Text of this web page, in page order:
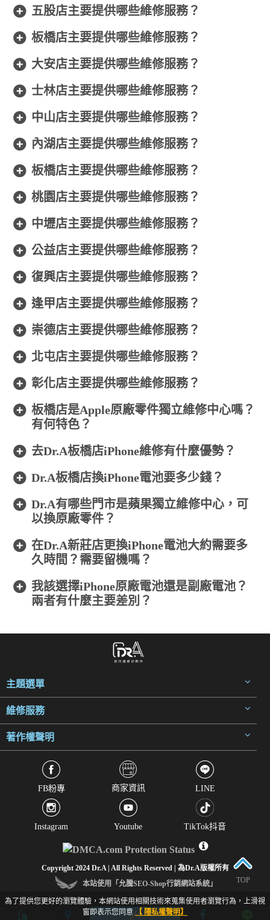
五股店主要提供哪些維修服務？
板橋店主要提供哪些維修服務？
大安店主要提供哪些維修服務？
士林店主要提供哪些維修服務？
中山店主要提供哪些維修服務？
內湖店主要提供哪些維修服務？
板橋店主要提供哪些維修服務？
桃園店主要提供哪些維修服務？
中壢店主要提供哪些維修服務？
公益店主要提供哪些維修服務？
復興店主要提供哪些維修服務？
逢甲店主要提供哪些維修服務？
崇德店主要提供哪些維修服務？
北屯店主要提供哪些維修服務？
彰化店主要提供哪些維修服務？
板橋店是Apple原廠零件獨立維修中心嗎？
有何特色？
去Dr.A板橋店iPhone維修有什麼優勢？
Dr.A板橋店換iPhone電池要多少錢？
Dr.A有哪些門市是蘋果獨立維修中心，可
以換原廠零件？
在Dr.A新莊店更換iPhone電池大約需要多
久時間？需要留機嗎？
我該選擇iPhone原廠電池還是副廠電池？
兩者有什麼主要差別？
主題選單
維修服務
著作權聲明
FB粉專 商家資訊 LINE
Instagram Youtube TikTok抖音
Copyright 2024 Dr.A | All Rights Reserved | 為Dr.A版權所有
本站使用「允騰SEO-Shop行銷網站系統」
為了提供您更好的瀏覽體驗，本網站使用相關技術來蒐集使用者瀏覽行為，上滑視
窗即表示您同意 【 隱私權聲明】
TOP